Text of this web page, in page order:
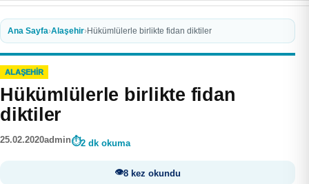
Ana Sayfa›Alaşehir›Hükümlülerle birlikte fidan diktiler
ALAŞEHIR
Hükümlülerle birlikte fidan
diktiler
25.02.2020admin 2 dk okuma
8 kez okundu